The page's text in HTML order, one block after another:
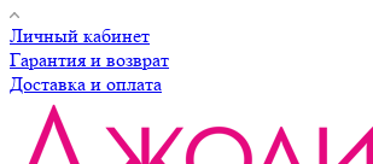
Личный кабинет
Гарантия и возврат
Доставка и оплата